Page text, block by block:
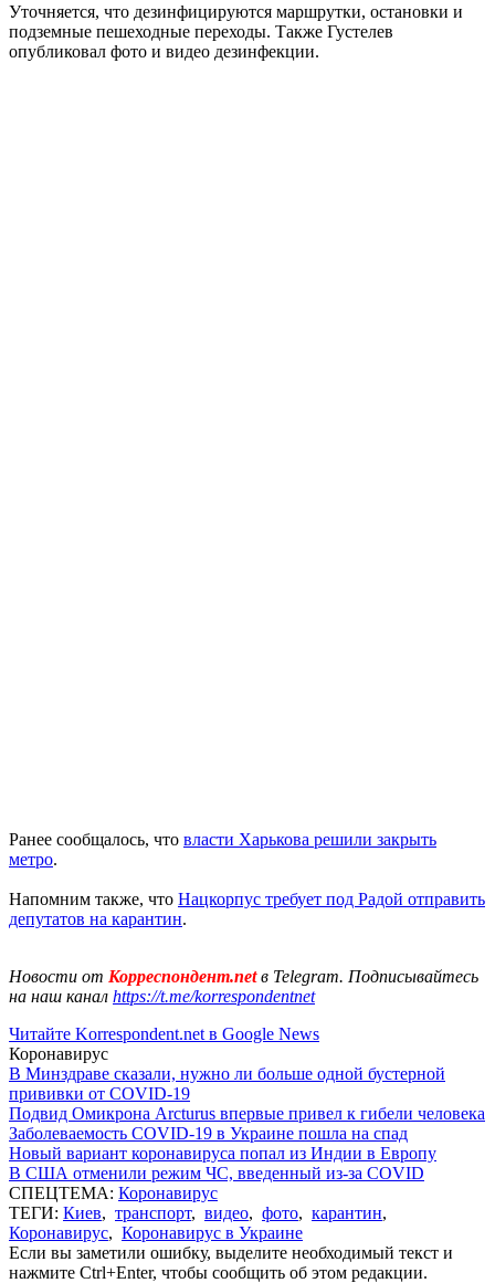
Уточняется, что дезинфицируются маршрутки, остановки и
подземные пешеходные переходы. Также Густелев
опубликовал фото и видео дезинфекции.
Ранее сообщалось, что власти Харькова решили закрыть
метро.
Напомним также, что Нацкорпус требует под Радой отправить
депутатов на карантин.
Новости от Корреспондент.netв Telegram. Подписывайтесь
на наш канал https://t.me/korrespondentnet
Читайте Korrespondent.net в Google News
Коронавирус
В Минздраве сказали, нужно ли больше одной бустерной
прививки от COVID-19
Подвид Омикрона Arcturus впервые привел к гибели человека
Заболеваемость COVID-19 в Украине пошла на спад
Новый вариант коронавируса попал из Индии в Европу
В США отменили режим ЧС, введенный из-за COVID
СПЕЦТЕМА: Коронавирус
ТЕГИ: Киев, транспорт, видео, фото, карантин,
Коронавирус, Коронавирус в Украине
Если вы заметили ошибку, выделите необходимый текст и
нажмите Ctrl+Enter, чтобы сообщить об этом редакции.